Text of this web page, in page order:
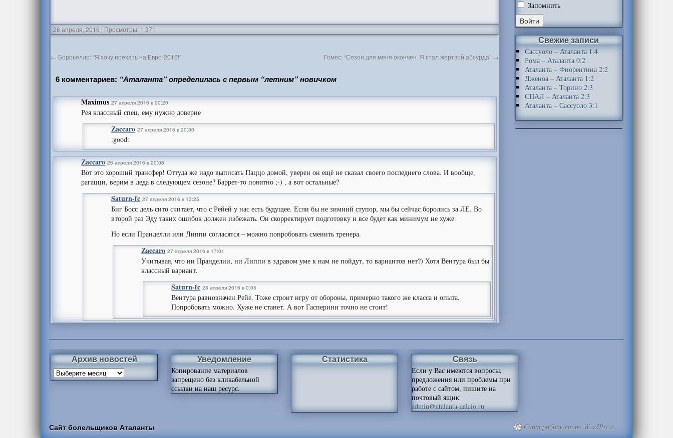
26 апреля, 2016 | Просмотры: 1 371 |
← Боррьелло: “Я хочу поехать на Евро-2016!” Гомес: “Сезон для меня окончен. Я стал жертвой абсурда” →
6 комментариев: “Аталанта” определилась с первым “летним” новичком
Maximus 27 апреля 2016 в 20:20
Рея классный спец, ему нужно доверие
Zaccaro 27 апреля 2016 в 20:30
:good:
Zaccaro 26 апреля 2016 в 20:08
Вот это хороший трансфер! Оттуда же надо выписать Паццо домой, уверен он ещё не сказал своего последнего слова. И вообще,
рагацци, верим в деда в следующем сезоне? Баррет-то понятно ;-) , а вот остальные?
Saturn-fc 27 апреля 2016 в 13:25
Биг Босс дель сито считает, что с Рейей у нас есть будущее. Если бы не зимний ступор, мы бы сейчас боролись за ЛЕ. Во
второй раз Эду таких ошибок должен избежать. Он скорректирует подготовку и все будет как минимум не хуже.
Но если Пранделли или Липпи согласятся – можно попробовать сменить тренера.
Zaccaro 27 апреля 2016 в 17:01
Учитывая, что ни Пранделии, ни Липпи в здравом уме к нам не пойдут, то вариантов нет?) Хотя Вентура был бы
классный вариант.
Saturn-fc 28 апреля 2016 в 0:05
Вентура равнозначен Рейе. Тоже строит игру от обороны, примерно такого же класса и опыта.
Попробовать можно. Хуже не станет. А вот Гасперини точно не стоит!
Запомнить
Свежие записи
Сассуоло – Аталанта 1:4
Рома – Аталанта 0:2
Аталанта – Фиорентина 2:2
Дженоа – Аталанта 1:2
Аталанта – Торино 2:3
СПАЛ – Аталанта 2:3
Аталанта – Сассуоло 3:1
Архив новостей Уведомление
Копирование материалов
запрещено без кликабельной
ссылки на наш ресурс.
Статистика Связь
Если у Вас имеются вопросы,
предложения или проблемы при
работе с сайтом, пишите на
почтовый ящик
admin@atalanta-calcio.ru
Сайт болельщиков Аталанты Сайт работает на WordPress.